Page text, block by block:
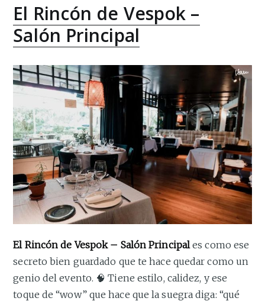
El Rincón de Vespok –
Salón Principal
El Rincón de Vespok – Salón Principales como ese
secreto bien guardado que te hace quedar como un
genio del evento. 🧠 Tiene estilo, calidez, y ese
toque de “wow” que hace que la suegra diga: “qué